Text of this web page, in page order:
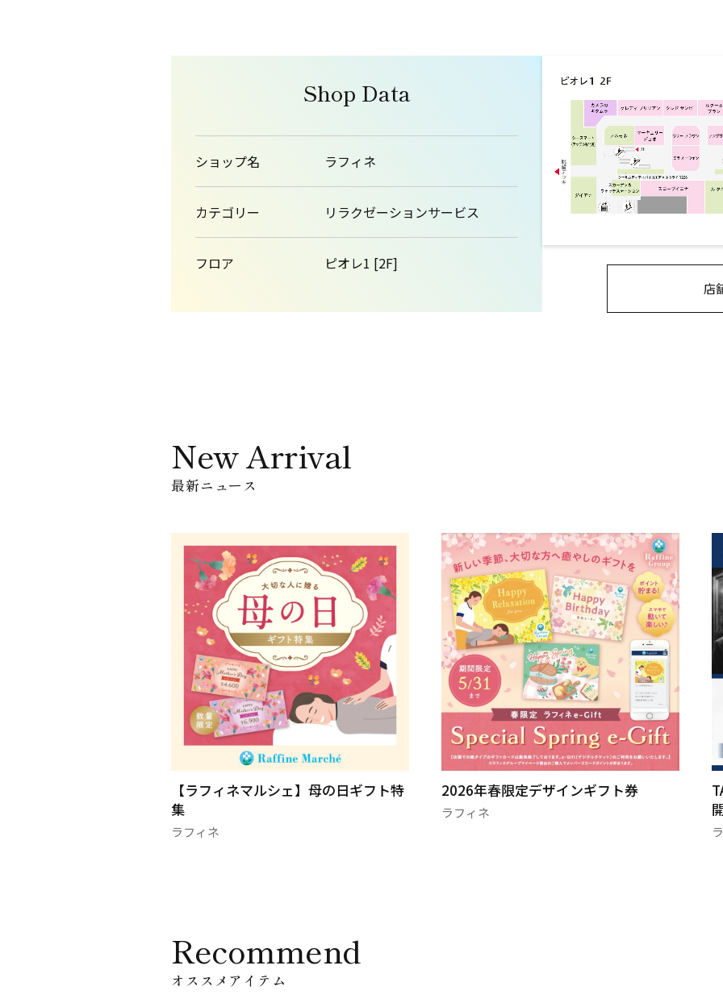
Shop Data
ショップ名 ラフィネ
カテゴリー リラクゼーションサービス
フロア ピオレ1 [2F]
店
New Arrival
最新ニュース
【ラフィネマルシェ】母の日ギフト特
集
ラフィネ
2026年春限定デザインギフト券
ラフィネ
Recommend
オススメアイテム